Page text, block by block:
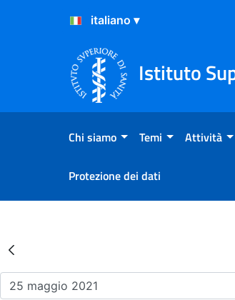
Salta al Contenuto
Salta al Footer
Istituto
Chi siamo Temi Attività
Protezione dei dati
Risultati della